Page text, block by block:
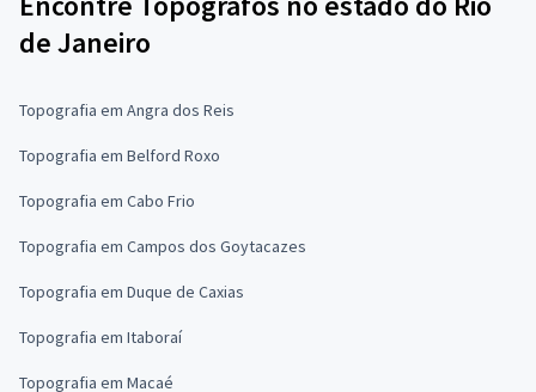
de Janeiro
Topografia em Angra dos Reis
Topografia em Belford Roxo
Topografia em Cabo Frio
Topografia em Campos dos Goytacazes
Topografia em Duque de Caxias
Topografia em Itaboraí
Topografia em Macaé